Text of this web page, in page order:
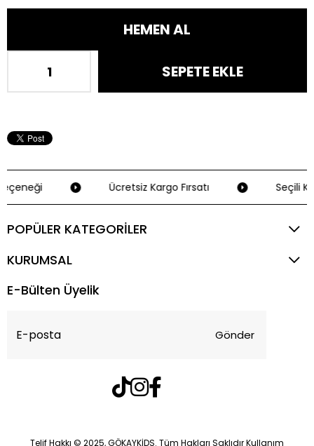
Ücretsiz Kargo Fırsatı Seçili
POPÜLER KATEGORİLER
KURUMSAL
E-Bülten Üyelik
Gönder
Telif Hakkı © 2025, GÖKAYKİDS. Tüm Hakları Saklıdır Kullanım